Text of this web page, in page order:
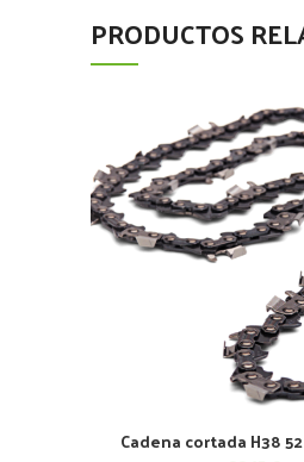
PRODUCTOS
AÑADIR AL
Cadena cortada H38